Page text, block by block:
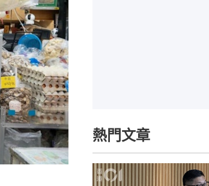
熱門文章